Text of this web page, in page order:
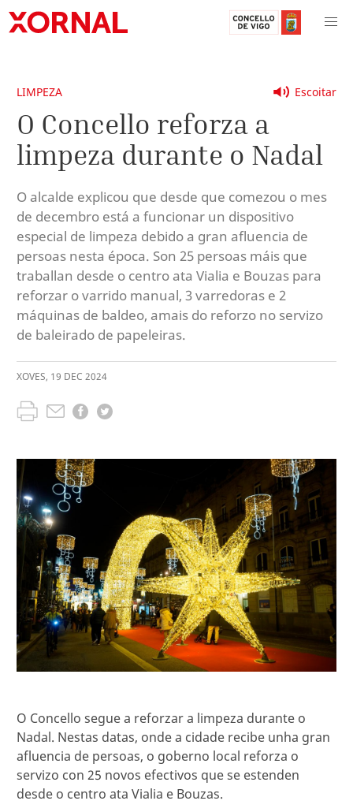
Escoitar
LIMPEZA
O Concello reforza a
limpeza durante o Nadal
O alcalde explicou que desde que comezou o mes
de decembro está a funcionar un dispositivo
especial de limpeza debido a gran afluencia de
persoas nesta época. Son 25 persoas máis que
traballan desde o centro ata Vialia e Bouzas para
reforzar o varrido manual, 3 varredoras e 2
máquinas de baldeo, amais do reforzo no servizo
de baleirado de papeleiras.
XOVES, 19 DEC 2024
O Concello segue a reforzar a limpeza durante o
Nadal. Nestas datas, onde a cidade recibe unha gran
afluencia de persoas, o goberno local reforza o
servizo con 25 novos efectivos que se estenden
desde o centro ata Vialia e Bouzas.